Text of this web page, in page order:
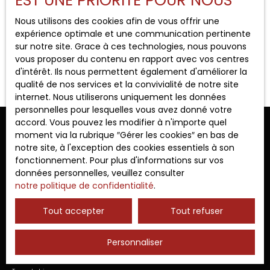
Local professionnel
Type de bien
Rougiers (83170)
Localisation
Budget max (€)
Surface min (m²)
Rechercher
Aucun résultat
Ne manquez plus aucun bien
correspondant à votre recherche !
Prénom Nom
Vente
Nous utilisons des cookies afin de vous offrir une
expérience optimale et une communication pertinente
sur notre site. Grace à ces technologies, nous pouvons
vous proposer du contenu en rapport avec vos centres
d'intérêt. Ils nous permettent également d'améliorer la
qualité de nos services et la convivialité de notre site
internet. Nous utiliserons uniquement les données
personnelles pour lesquelles vous avez donné votre
accord. Vous pouvez les modifier à n'importe quel
moment via la rubrique ″Gérer les cookies″ en bas de
notre site, à l'exception des cookies essentiels à son
fonctionnement. Pour plus d'informations sur vos
données personnelles, veuillez consulter
notre politique de confidentialité.
Tout accepter Tout refuser
Personnaliser